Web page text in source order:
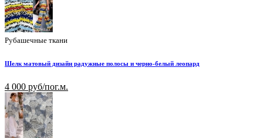
Рубашечные ткани
Шелк матовый дизайн радужные полосы и черно-белый леопард
4 000 руб/пог.м.